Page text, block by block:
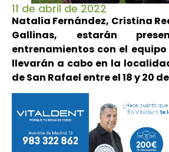
11 de abril de 2022
Natalia Fernández, Cristina
Gallinas, estarán
entrenamientos con el
llevarán a cabo en la
de San Rafael entre el 18 y 20